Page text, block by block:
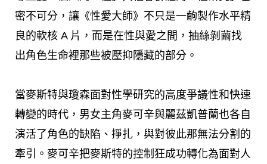
密不可分，讓《性愛大師》不只是一齣製作水平精
良的軟核 A 片，而是在性與愛之間，抽絲剝繭找
出角色生命裡那些被壓抑隱藏的部分。
當麥斯特與瓊森面對性學研究的高度爭議性和快速
轉變的時代，男女主角麥可辛與麗茲凱普蘭也各自
演活了角色的缺陷、掙扎，與對彼此那無法分割的
牽引。麥可辛把麥斯特的控制狂成功轉化為面對人